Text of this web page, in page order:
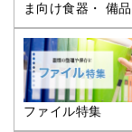
ま向け食器・ 備
ファイル特集